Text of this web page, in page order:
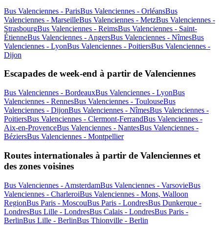
Bus Valenciennes - ParisBus Valenciennes - OrléansBus
Valenciennes - MarseilleBus Valenciennes - MetzBus Valenciennes -
StrasbourgBus Valenciennes - ReimsBus Valenciennes - Saint-
ÉtienneBus Valenciennes - AngersBus Valenciennes - NîmesBus
Valenciennes - LyonBus Valenciennes - PoitiersBus Valenciennes -
Dijon
Escapades de week-end à partir de Valenciennes
Bus Valenciennes - BordeauxBus Valenciennes - LyonBus
Valenciennes - RennesBus Valenciennes - ToulouseBus
Valenciennes - DijonBus Valenciennes - NîmesBus Valenciennes -
PoitiersBus Valenciennes - Clermont-FerrandBus Valenciennes -
Aix-en-ProvenceBus Valenciennes - NantesBus Valenciennes -
BéziersBus Valenciennes - Montpellier
Routes internationales à partir de Valenciennes et
des zones voisines
Bus Valenciennes - AmsterdamBus Valenciennes - VarsovieBus
Valenciennes - CharleroiBus Valenciennes - Mons, Walloon
RegionBus Paris - MoscouBus Paris - LondresBus Dunkerque -
LondresBus Lille - LondresBus Calais - LondresBus Paris -
BerlinBus Lille - BerlinBus Thionville - Berlin